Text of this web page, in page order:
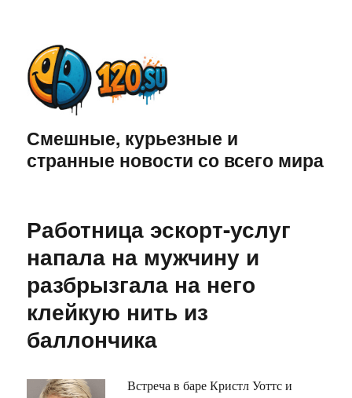
Смешные, курьезные и
странные новости со всего мира
Работница эскорт-услуг
напала на мужчину и
разбрызгала на него
клейкую нить из
баллончика
Встреча в баре Кристл Уоттс и